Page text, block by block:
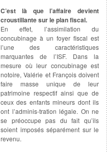
C’est là que l’affaire devient
croustillante sur le plan fiscal.
En effet, l’assimilation du
concubinage à un foyer fiscal est
l’une des caractéristiques
marquantes de l’ISF. Dans la
mesure où leur concubinage est
notoire, Valérie et François doivent
faire masse unique de leur
patrimoine respectif ainsi que de
ceux des enfants mineurs dont ils
ont l’adminis-tration légale. On ne
se préoccupe pas du fait qu’ils
soient imposés séparément sur le
revenu.